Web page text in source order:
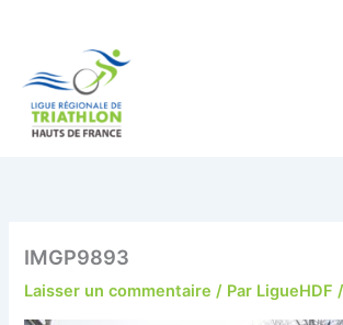
IMGP9893
Laisser un commentaire / Par LigueHDF/